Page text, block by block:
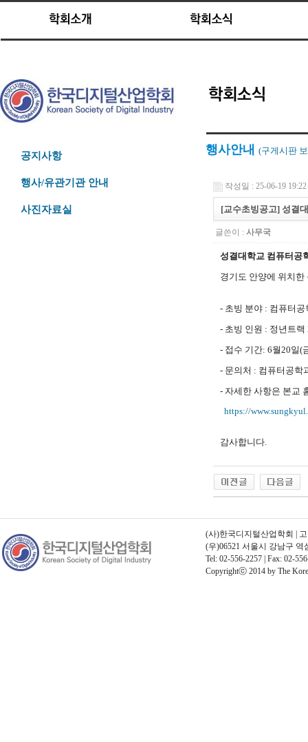
공지사항
행사/유관기관 안내
사진자료실
행사안내 (구게시판
작성일 : 25-06-19 19:22
[교수초빙공고] 성결
글쓴이 : 사무국
성결대학교 컴퓨터공
경기도 안양에 위치
- 초빙 분야 : 컴퓨터공
- 초빙 인원 : 정년트
- 접수 기간: 6월20일(
- 문의처 : 컴퓨터공학
- 자세한 사항은 본교
https://
감사합니다.
(사)한국디지털산업학회 |
(우)06521 서울시 강남구
Tel: 02-556-2257 | Fax: 02-
Copyrightⓒ 2014 by The